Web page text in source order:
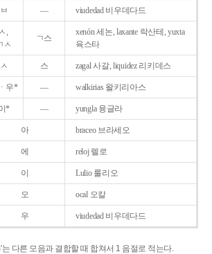
ㅂ ― viudedad 비우데다드
ㅅ,
ㅅ
ㄱ스
xenón 세논, laxante 락산테, yuxta
육스타
ㅅ 스 zagal 사갈, liquidez 리키데스
우* ― walkirias 왈키리아스
* ― yungla 융글라
아 braceo 브라세오
에 reloj 렐로
이 Lulio 룰리오
오 ocal 오칼
우 viudedad 비우데다드
'는 다른 모음과 결합할 때 합쳐서 1 음절로 적는다.